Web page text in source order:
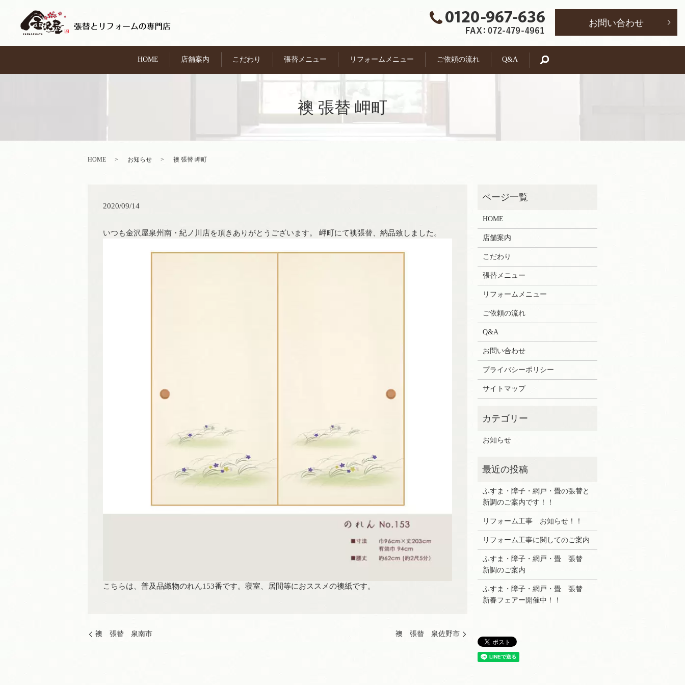
お問い合わせ
HOME 店舗案内 こだわり 張替メニュー リフォームメニュー ご依頼の流れ Q&A search
襖 張替 岬町
HOME お知らせ 襖 張替 岬町
2020/09/14
いつも金沢屋泉州南・紀ノ川店を頂きありがとうございます。 岬町にて襖張替、納品致しました。
こちらは、普及品織物のれん153番です。寝室、居間等におススメの襖紙です。
襖 張替 泉南市 襖 張替 泉佐野市
HOME
店舗案内
こだわり
張替メニュー
リフォームメニュー
ご依頼の流れ
Q&A
お問い合わせ
プライバシーポリシー
サイトマップ
お知らせ
ふすま・障子・網戸・畳の張替と
新調のご案内です！！
リフォーム工事 お知らせ！！
リフォーム工事に関してのご案内
ふすま・障子・網戸・畳 張替
新調のご案内
ふすま・障子・網戸・畳 張替
新春フェアー開催中！！